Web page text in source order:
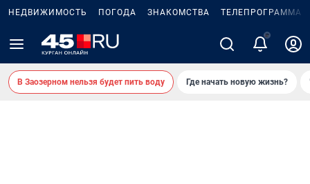
НЕДВИЖИМОСТЬ ПОГОДА ЗНАКОМСТВА ТЕЛЕПРОГРАММА
2
В Заозерном нельзя будет пить воду Где начать новую жизнь?